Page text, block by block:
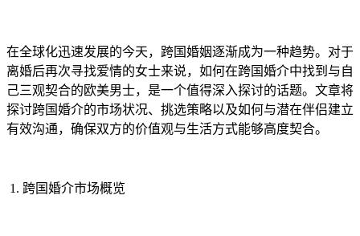
在全球化迅速发展的今天，跨国婚姻逐渐成为一种趋势。对于
离婚后再次寻找爱情的女士来说，如何在跨国婚介中找到与自
己三观契合的欧美男士，是一个值得深入探讨的话题。文章将
探讨跨国婚介的市场状况、挑选策略以及如何与潜在伴侣建立
有效沟通，确保双方的价值观与生活方式能够高度契合。
1. 跨国婚介市场概览